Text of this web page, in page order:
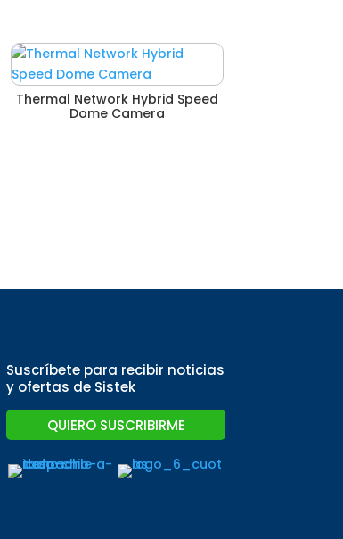
Thermal Network Hybrid Speed
Dome Camera
Suscríbete para recibir noticias
y ofertas de Sistek
QUIERO SUSCRIBIRME